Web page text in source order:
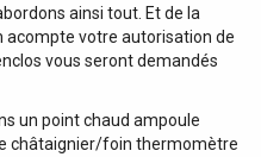
ainsi tout. Et de la
acompte votre autorisation de
vous seront demandés
un point chaud ampoule
châtaignier/foin thermomètre